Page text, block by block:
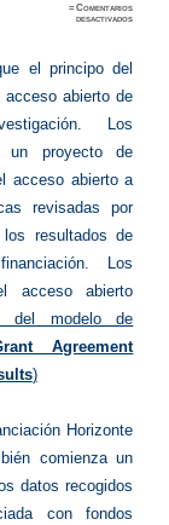
≈Comentarios
desactivadosen
el principo del
abierto de
Los
un proyecto de
acceso abierto a
revisadas por
resultados de
Los
acceso abierto
del modelo de
Agreement
)
Horizonte
comienza un
datos recogidos
con fondos